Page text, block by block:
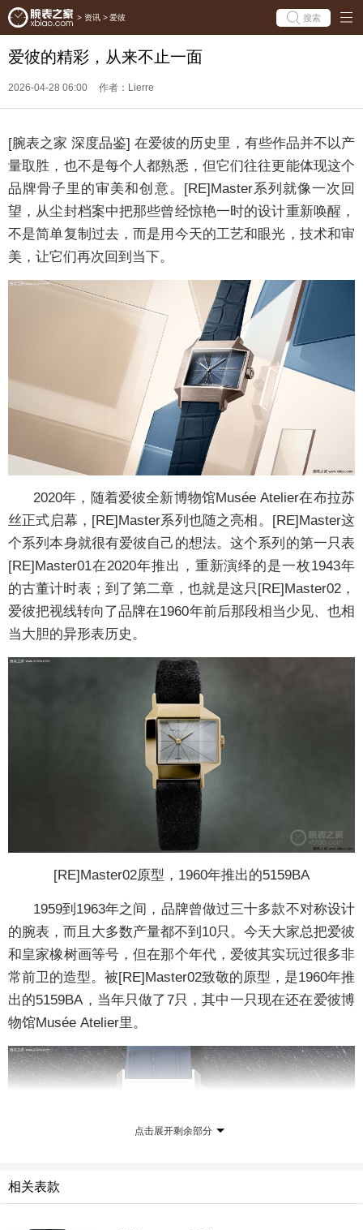
> 资讯 > 爱彼 搜索
爱彼的精彩，从来不止一面
2026-04-28 06:00 作者：Lierre
[腕表之家 深度品鉴] 在爱彼的历史里，有些作品并不以产
量取胜，也不是每个人都熟悉，但它们往往更能体现这个
品牌骨子里的审美和创意。[RE]Master系列就像一次回
望，从尘封档案中把那些曾经惊艳一时的设计重新唤醒，
不是简单复制过去，而是用今天的工艺和眼光，技术和审
美，让它们再次回到当下。
2020年，随着爱彼全新博物馆Musée Atelier在布拉苏
丝正式启幕，[RE]Master系列也随之亮相。[RE]Master这
个系列本身就很有爱彼自己的想法。这个系列的第一只表
[RE]Master01在2020年推出，重新演绎的是一枚1943年
的古董计时表；到了第二章，也就是这只[RE]Master02，
爱彼把视线转向了品牌在1960年前后那段相当少见、也相
当大胆的异形表历史。
[RE]Master02原型，1960年推出的5159BA
1959到1963年之间，品牌曾做过三十多款不对称设计
的腕表，而且大多数产量都不到10只。今天大家总把爱彼
和皇家橡树画等号，但在那个年代，爱彼其实玩过很多非
常前卫的造型。被[RE]Master02致敬的原型，是1960年推
出的5159BA，当年只做了7只，其中一只现在还在爱彼博
物馆Musée Atelier里。
点击展开剩余部分
相关表款